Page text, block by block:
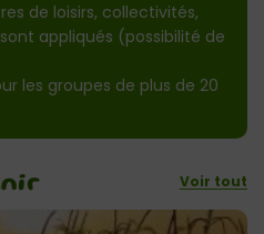
de loisirs, collectivités,
appliqués (possibilité de
les groupes de plus de 20
Voir tout